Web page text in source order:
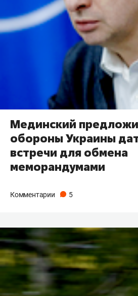
Мединский
обороны Украины
встречи для обмена
меморандумами
Комментарии 5